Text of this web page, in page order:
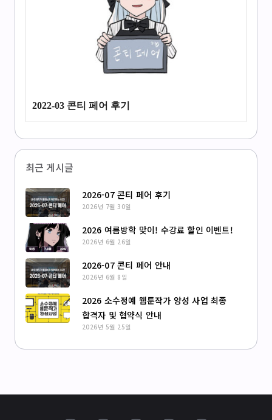
2022-03 콘티 페어 후기
최근 게시글
2026-07 콘티 페어 후기
2026년 7월 30일
2026 여름방학 맞이! 수강료 할인 이벤트!
2026년 6월 26일
2026-07 콘티 페어 안내
2026년 6월 8일
2026 소수정예 웹툰작가 양성 사업 최종
합격자 및 협약식 안내
2026년 5월 25일